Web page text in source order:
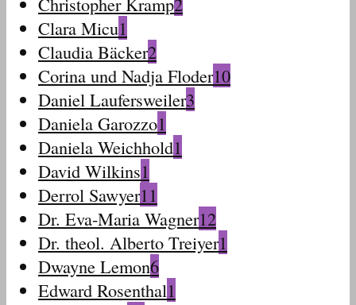
Clara Micu1
Claudia Bäcker2
Corina und Nadja Floder10
Daniel Laufersweiler3
Daniela Garozzo1
Daniela Weichhold1
David Wilkins1
Derrol Sawyer11
Dr. Eva-Maria Wagner12
Dr. theol. Alberto Treiyer1
Dwayne Lemon6
Edward Rosenthal1